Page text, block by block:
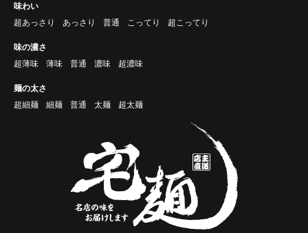
味わい
超あっさり
あっさり 普通 こってり 超こってり
味の濃さ
超薄味
薄味 普通 濃味 超濃味
麺の太さ
超細麺
細麺 普通 太麺 超太麺